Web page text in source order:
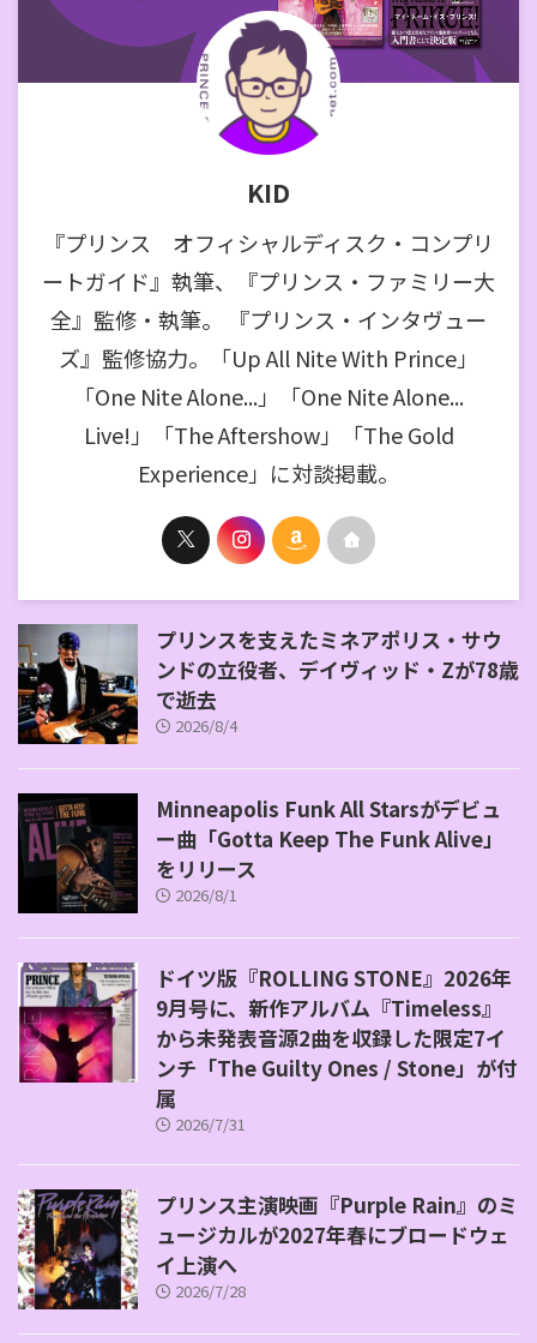
KID
『プリンス オフィシャルディスク・コンプリ
ートガイド』執筆、『プリンス・ファミリー大
全』監修・執筆。 『プリンス・インタヴュー
ズ』監修協力。「Up All Nite With Prince」
「One Nite Alone...」「One Nite Alone...
Live!」「The Aftershow」「The Gold
Experience」に対談掲載。
プリンスを支えたミネアポリス・サウ
ンドの立役者、デイヴィッド・Zが78歳
で逝去
2026/8/4
Minneapolis Funk All Starsがデビュ
ー曲「Gotta Keep The Funk Alive」
をリリース
2026/8/1
ドイツ版『ROLLING STONE』2026年
9月号に、新作アルバム『Timeless』
から未発表音源2曲を収録した限定7イ
ンチ「The Guilty Ones / Stone」が付
属
2026/7/31
プリンス主演映画『Purple Rain』のミ
ュージカルが2027年春にブロードウェ
イ上演へ
2026/7/28